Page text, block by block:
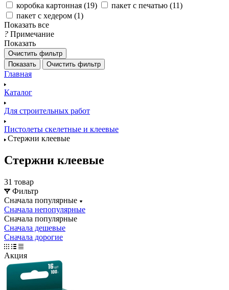
коробка картонная (19) пакет с печатью (11)
пакет с хедером (1)
Показать все
? Примечание
Показать
Очистить фильтр
Показать
Очистить фильтр
Главная
Каталог
Для строительных работ
Пистолеты скелетные и клеевые
Стержни клеевые
Стержни клеевые
31 товар
Фильтр
Сначала популярные
Сначала непопулярные
Сначала популярные
Сначала дешевые
Сначала дорогие
Акция